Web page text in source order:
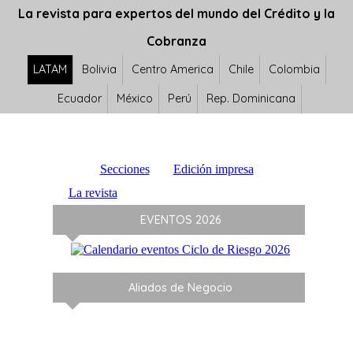
La revista para expertos del mundo del Crédito y la
Cobranza
LATAM Bolivia Centro America Chile Colombia
Ecuador México Perú Rep. Dominicana
Secciones
Edición impresa
La revista
EVENTOS 2026
Aliados de Negocio